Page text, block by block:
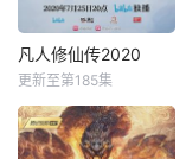
凡人修仙传2020
更新至第185集